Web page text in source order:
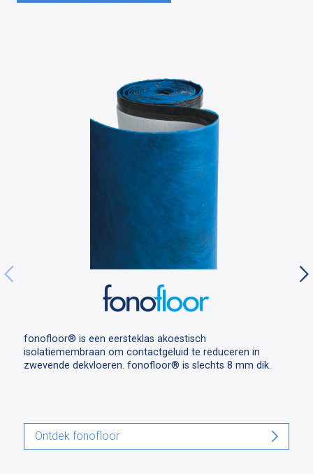
fonofloor® is een eersteklas akoestisch
isolatiemembraan om contactgeluid te reduceren in
zwevende dekvloeren. fonofloor® is slechts 8 mm dik.
Ontdek fonofloor